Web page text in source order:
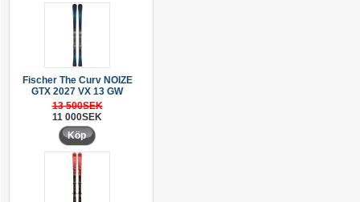
Fischer The Curv NOIZE
GTX 2027 VX 13 GW
13 500SEK
11 000SEK
Köp